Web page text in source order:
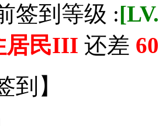
签到等级 :
居民III 还差 60
到 】